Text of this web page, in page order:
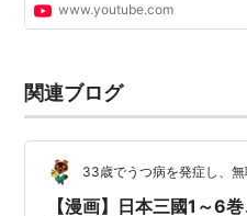
www.youtube.com
関連ブログ
33歳でうつ病を発症し、無
【漫画】日本三國1～6